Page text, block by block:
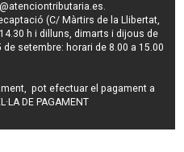
.
(C/ Màrtirs de la Llibertat,
h i dilluns, dimarts i dijous de
de setembre: horari de 8.00 a 15.00
pot efectuar el pagament a
DE PAGAMENT